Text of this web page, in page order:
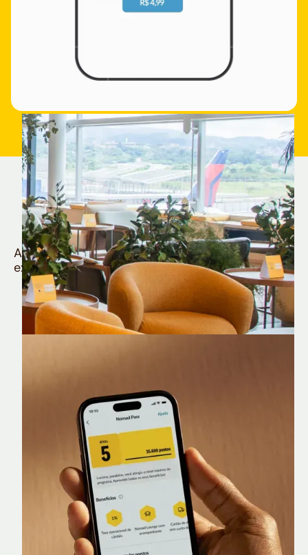
Quem é Nomad tem
muito mais
Aproveite todos os benefícios e vantagens
exclusivas da sua Conta Internacional
Nomad Lounge
Sala VIP no Aeroporto de Guarulhos